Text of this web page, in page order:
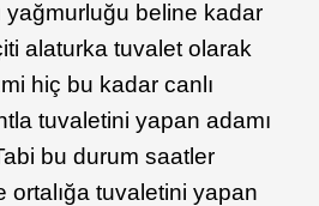
yağmurluğu beline kadar
alaturka tuvalet olarak
hiç bu kadar canlı
tuvaletini yapan adamı
bu durum saatler
ortalığa tuvaletini yapan